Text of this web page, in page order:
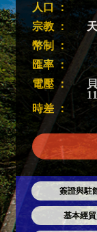
人口 ：
宗教 ：
幣制 ：
匯率 ：
電壓 ：
時差 ：
簽證與駐
基本經